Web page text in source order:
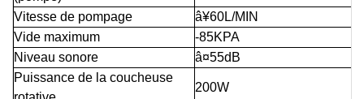
Vitesse de pompage
â¥60L/MIN
Vide maximum
-85KPA
Niveau sonore
â¤55dB
Puissance de la coucheuse
200W